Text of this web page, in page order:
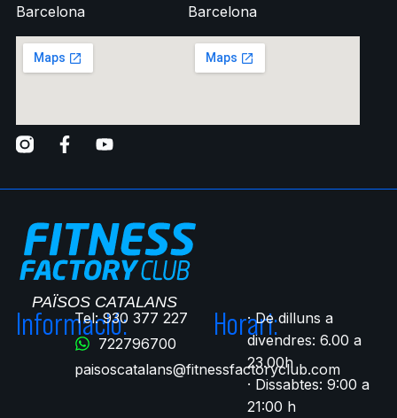
Barcelona
Barcelona
Informació:Tel: 930 377 227
722796700​
paisoscatalans@fitnessfactoryclub.com
Horari:· De dilluns a
divendres: 6.00 a
23.00h
· Dissabtes: 9:00 a
21:00 h